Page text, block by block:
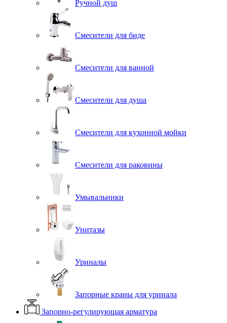
Ручной душ
Смесители для биде
Смесители для ванной
Смесители для душа
Смесители для кухонной мойки
Смесители для раковины
Умывальники
Унитазы
Уриналы
Запорные краны для уринала
Запорно-регулирующая арматура